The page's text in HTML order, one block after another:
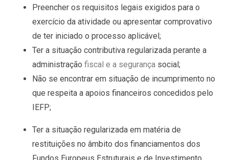
Preencher os requisitos legais exigidos para o
exercício da atividade ou apresentar comprovativo
de ter iniciado o processo aplicável;
Ter a situação contributiva regularizada perante a
administração fiscal e a segurança social;
Não se encontrar em situação de incumprimento no
que respeita a apoios financeiros concedidos pelo
IEFP;
Ter a situação regularizada em matéria de
restituições no âmbito dos financiamentos dos